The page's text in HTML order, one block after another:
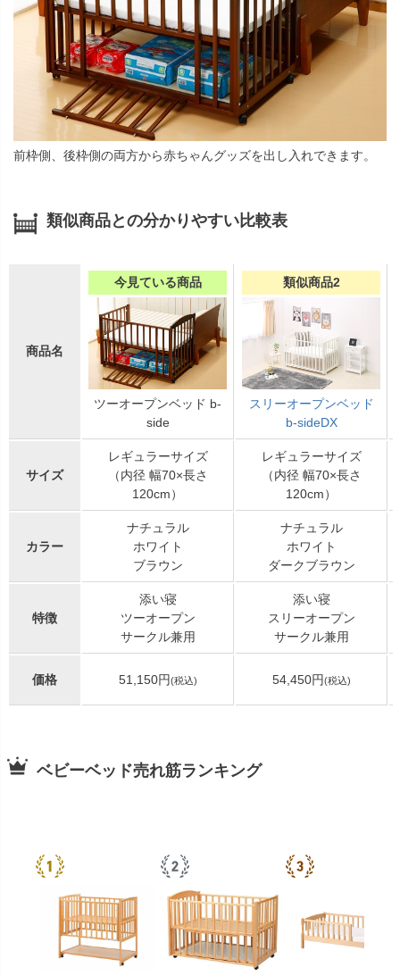
前枠側、後枠側の両方から赤ちゃんグッズを出し入れできます。
類似商品との分かりやすい比較表
商品名
今見ている商品
ツーオープンベッド b-
side
類似商品2
スリーオープンベッド
b-sideDX
サイズ
レギュラーサイズ
（内径 幅70×長さ
120cm）
レギュラーサイズ
（内径 幅70×長さ
120cm）
カラー
ナチュラル
ホワイト
ブラウン
ナチュラル
ホワイト
ダークブラウン
特徴
添い寝
ツーオープン
サークル兼用
添い寝
スリーオープン
サークル兼用
価格 51,150円(税込) 54,450円(税込)
ベビーベッド売れ筋ランキング